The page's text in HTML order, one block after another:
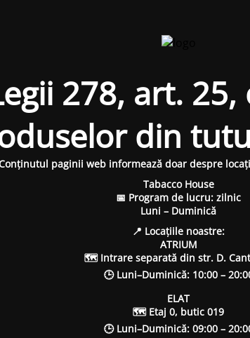
278, art.
din
paginii web informează doar despre
Tabacco House
📅 Program de lucru: zilnic
Luni – Duminică
📍 Locațiile noastre:
ATRIUM
🗺 Intrare separată din str. D.
🕒 Luni–Duminică: 10:00 –
ELAT
🗺 Etaj 0, butic 019
🕒 Luni–Duminică: 09:00 –